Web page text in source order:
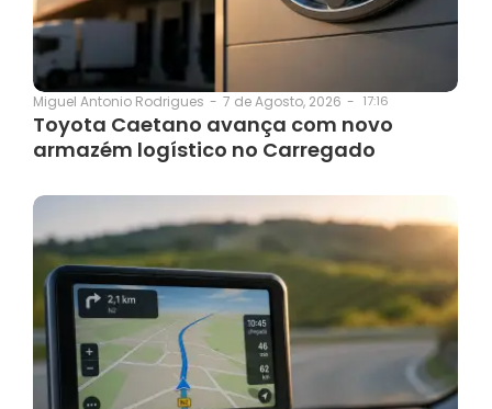
Miguel Antonio Rodrigues - 7 de Agosto, 2026 - 17:16
Toyota Caetano avança com novo
armazém logístico no Carregado